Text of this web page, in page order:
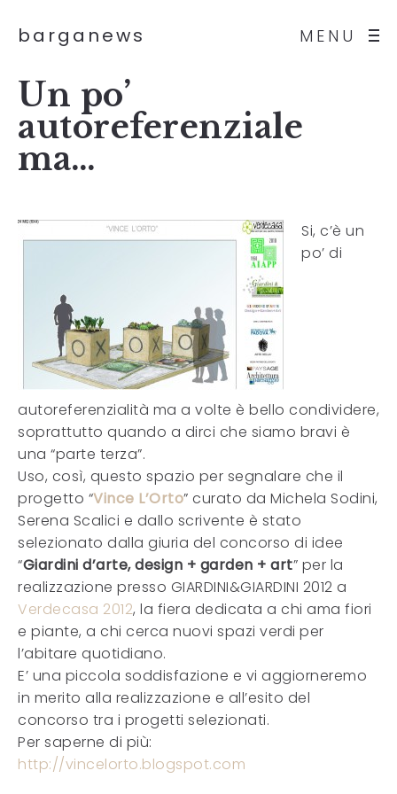
MENU
barganews
Un po’
autoreferenziale
ma…
Si, c’è un
po’ di
autoreferenzialità ma a volte è bello condividere,
soprattutto quando a dirci che siamo bravi è
una “parte terza”.
Uso, così, questo spazio per segnalare che il
progetto “Vince L’Orto” curato da Michela Sodini,
Serena Scalici e dallo scrivente è stato
selezionato dalla giuria del concorso di idee
“Giardini d’arte, design + garden + art” per la
realizzazione presso GIARDINI&GIARDINI 2012 a
Verdecasa 2012, la fiera dedicata a chi ama fiori
e piante, a chi cerca nuovi spazi verdi per
l’abitare quotidiano.
E’ una piccola soddisfazione e vi aggiorneremo
in merito alla realizzazione e all’esito del
concorso tra i progetti selezionati.
Per saperne di più:
http://vincelorto.blogspot.com